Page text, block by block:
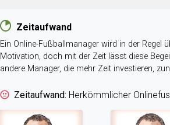
Zeitaufwand
Ein Online-Fußballmanager wird in der Regel
Motivation, doch mit der Zeit lässt diese
andere Manager, die mehr Zeit investieren,
Zeitaufwand: Herkömmlicher